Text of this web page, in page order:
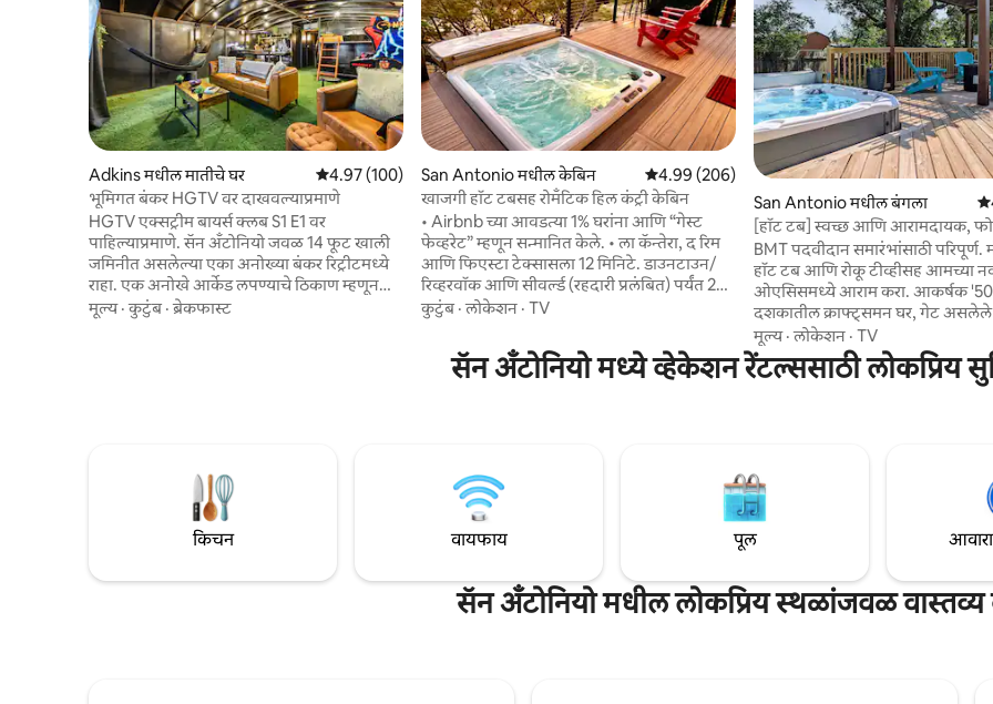
Adkins मधील मातीचे घर 5 पैकी 4.97 सरासरी रेटिंग, 100 रिव्ह्यूज
4.97 (100)
भूमिगत बंकर HGTV वर दाखवल्याप्रमाणे
HGTV एक्सट्रीम बायर्स क्लब S1 E1 वर
पाहिल्याप्रमाणे. सॅन अँटोनियो जवळ 14 फूट खाली
जमिनीत असलेल्या एका अनोख्या बंकर रिट्रीटमध्ये
राहा. एक अनोखे आर्केड लपण्याचे ठिकाण म्हणून
डिझाइन केलेल्या या वास्तव्याच्या जागेत क्लासिक
गेम, टीव्हीसह आरामदायक लाउंज, बंक-शैलीतील
कोणत्याही ठिकाणापेक्षा वेगळी एक अविस्मरणीय
मूल्य·कुटुंब·ब्रेकफास्ट
San Antonio मधील केबिन 5 पैकी 4.99 सरासरी रेटिंग, 206 रिव्ह्यूज
4.99 (206)
खाजगी हॉट टबसह रोमँटिक हिल कंट्री केबिन
• Airbnb च्या आवडत्या 1% घरांना आणि “गेस्ट
फेव्हरेट” म्हणून सन्मानित केले. • ला कॅन्तेरा, द रिम
आणि फिएस्टा टेक्सासला 12 मिनिटे. डाउनटाउन/
रिव्हरवॉक आणि सीवर्ल्ड (रहदारी प्रलंबित) पर्यंत 25
मिनिटे • हॉट टबमध्ये आराम करा आणि स्पष्ट हिल
कंट्री रात्रीच्या वेळी स्टार्स आणि ग्रहाचा आनंद घ्या •
बोर्नच्या विलक्षण शहरात फक्त 15 मिनिटांच्या
अंतरावर एक तारीख ठेवा. • हॉट टबमध्ये आराम करा
कुटुंब·लोकेशन · TV
San Antonio मधील बंगला 5
[हॉट टब] स्वच्छ आणि आरामदायक,
जवळ
BMT पदवीदान समारंभांसाठी परिपूर्ण. मोठ्या डेक,
हॉट टब आणि रोकू टीव्हीसह आमच्या
ओएसिसमध्ये आराम करा. आकर्षक '50
दशकातील क्राफ्ट्समन घर, गेट
पार्किंग, शहराच्या मुख्य भागाजवळ,
तळांजवळ आणि आकर्षणांपर्यंत सहज
आसपासच्या परिसरात राहणाऱ्या
- 2.7 मैल फूट सॅम - 3.2 मैल Lackland
मैल
मूल्य·लोकेशन · TV
सॅन अँटोनियो मध्ये व्हेकेशन रेंटल्ससाठी लोकप्रिय
किचन वायफाय पूल
सॅन अँटोनियो मधील लोकप्रिय स्थळांजवळ वास्तव्य